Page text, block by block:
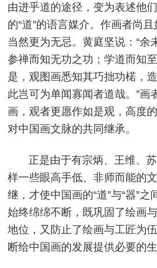
由进乎道的途径，变为表述他
的“道”的语言媒介。作画者尚
当然更为无忌。黄庭坚说：“余
参禅而知无功之功；学道而知
是，观图画悉知其巧拙功楉，
此岂可为单闻寡闻者道哉。”画
画，观者更愿作如是观，高度
对中国画文脉的共同继承。
正是由于有宗炳、王维、
样一些眼高手低、非师而能的
继，才使中国画的“道”与“器”之
始终绵绵不断，既巩固了绘画
地位，又防止了绘画与工匠为
断给中国画的发展提供必要的生